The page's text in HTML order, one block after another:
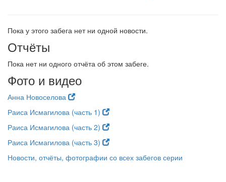
Пока у этого забега нет ни одной новости.
Отчёты
Пока нет ни одного отчёта об этом забеге.
Фото и видео
Анна Новоселова
Раиса Исмагилова (часть 1)
Раиса Исмагилова (часть 2)
Раиса Исмагилова (часть 3)
Новости, отчёты, фотографии со всех забегов серии